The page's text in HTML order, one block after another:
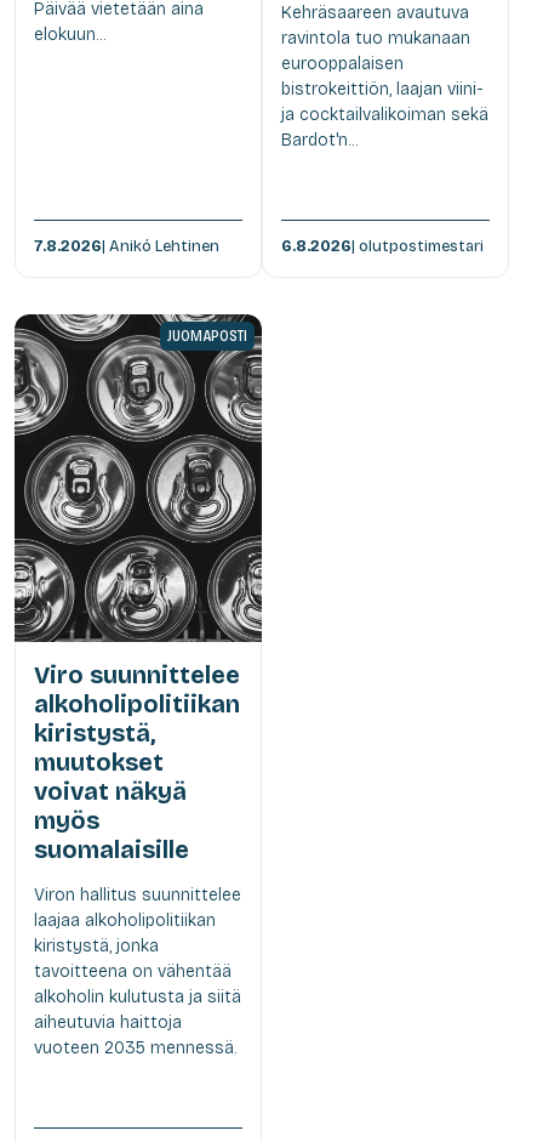
Päivää vietetään aina
elokuun...
7.8.2026| Anikó Lehtinen
Kehräsaareen avautuva
ravintola tuo mukanaan
eurooppalaisen
bistrokeittiön, laajan viini-
ja cocktailvalikoiman sekä
Bardot'n...
6.8.2026| olutpostimestari
JUOMAPOSTI
Viro suunnittelee
alkoholipolitiikan
kiristystä,
muutokset
voivat näkyä
myös
suomalaisille
Viron hallitus suunnittelee
laajaa alkoholipolitiikan
kiristystä, jonka
tavoitteena on vähentää
alkoholin kulutusta ja siitä
aiheutuvia haittoja
vuoteen 2035 mennessä.